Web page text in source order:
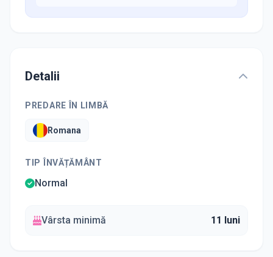
Detalii
PREDARE ÎN LIMBĂ
Romana
TIP ÎNVĂȚĂMÂNT
Normal
Vârsta minimă 11 luni